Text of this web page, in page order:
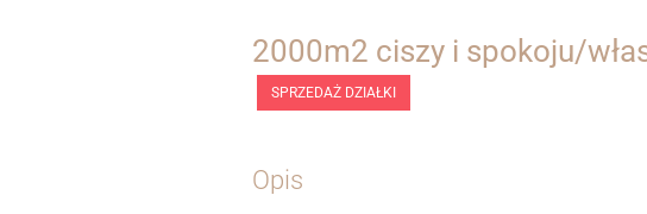
2000m2 ciszy i spokoju/
SPRZEDAŻ DZIAŁKI
Opis